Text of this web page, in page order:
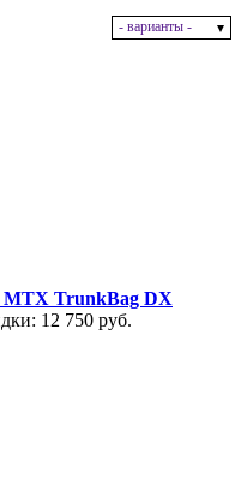
- варианты -
MTX TrunkBag DX
12 750 руб.